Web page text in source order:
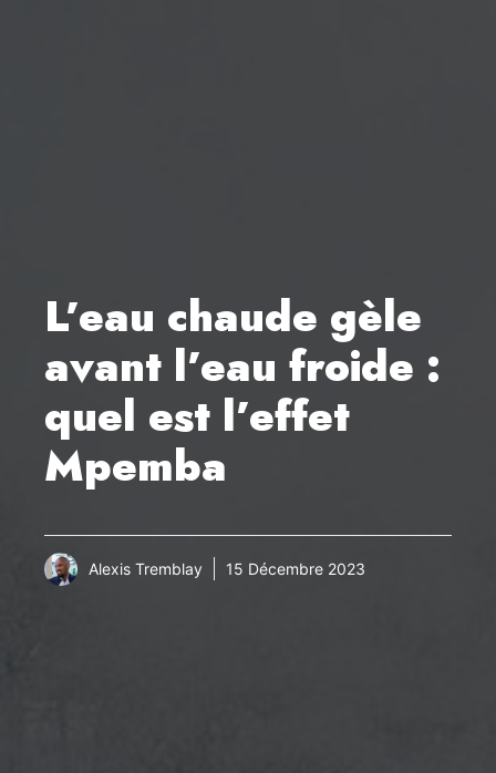
L’eau chaude gèle
avant l’eau froide :
quel est l’effet
Mpemba
Alexis Tremblay 15 Décembre 2023